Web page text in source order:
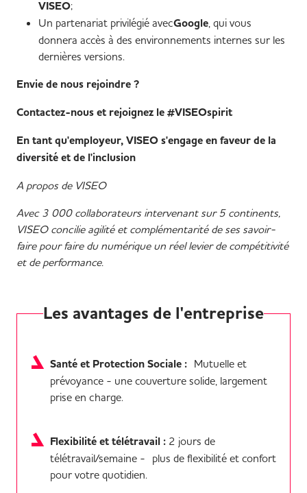
VISEO;
Un partenariat privilégié avecGoogle, qui vous
donnera accès à des environnements internes sur les
dernières versions.
Envie de nous rejoindre ?
Contactez-nous et rejoignez le #VISEOspirit
En tant qu'employeur, VISEO s'engage en faveur de la
diversité et de l'inclusion
A propos de VISEO
Avec 3 000 collaborateurs intervenant sur 5 continents,
VISEO concilie agilité et complémentarité de ses savoir-
faire pour faire du numérique un réel levier de compétitivité
et de performance.
Les avantages de l'entreprise
Santé et Protection Sociale : Mutuelle et
prévoyance - une couverture solide, largement
prise en charge.
Flexibilité et télétravail : 2 jours de
télétravail/semaine - plus de flexibilité et confort
pour votre quotidien.